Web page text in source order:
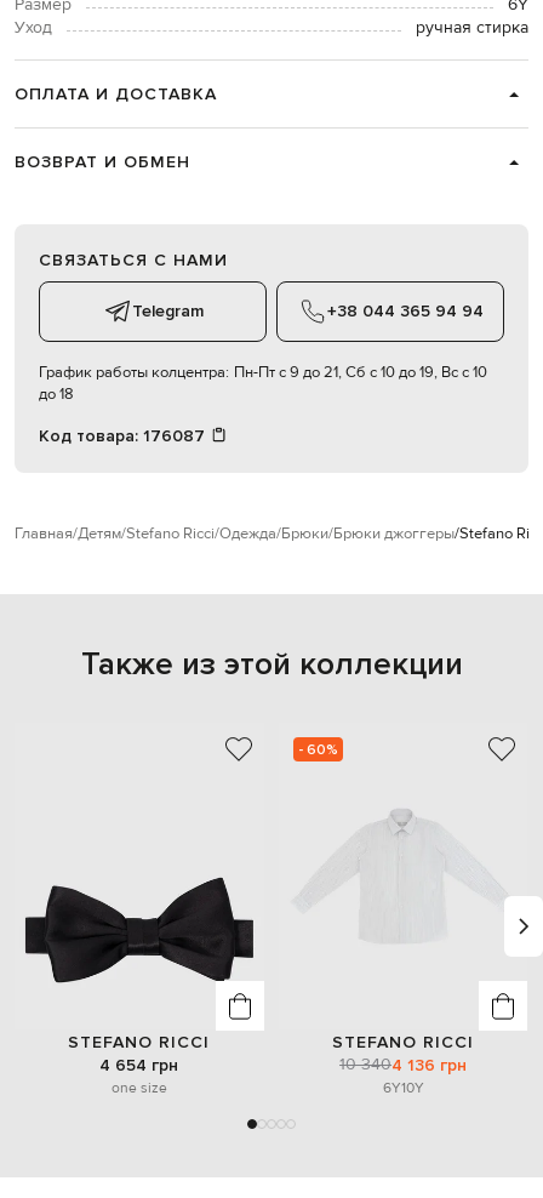
Размер
6Y
Уход
ручная стирка
ОПЛАТА И ДОСТАВКА
ВОЗВРАТ И ОБМЕН
СВЯЗАТЬСЯ С НАМИ
Telegram +38 044 365 94 94
График работы колцентра: Пн-Пт с 9 до 21, Сб с 10 до 19, Вс с 10
до 18
Код товара: 176087
Главная Детям Stefano Ricci Одежда Брюки Брюки джоггеры Stefano
Также из этой коллекции
STEFANO RICCI
4 654 грн
one size
- 60%
STEFANO RICCI
10 3404 136 грн
6Y10Y